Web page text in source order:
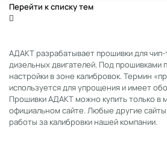
Перейти к списку тем
АДАКТ разрабатывает прошивки для
дизельных двигателей. Под прошивками
настройки в зоне калибровок. Термин
используется для упрощения и имеет
Прошивки АДАКТ можно купить только в
официальном сайте. Любые другие
работы за калибровки нашей компании.